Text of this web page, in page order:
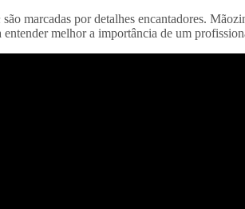
são marcadas por detalhes encantadores.
entender melhor a importância de um